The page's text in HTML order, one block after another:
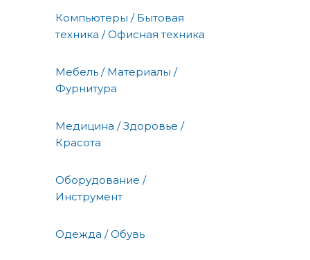
Компьютеры / Бытовая
техника / Офисная техника
Мебель / Материалы /
Фурнитура
Медицина / Здоровье /
Красота
Оборудование /
Инструмент
Одежда / Обувь